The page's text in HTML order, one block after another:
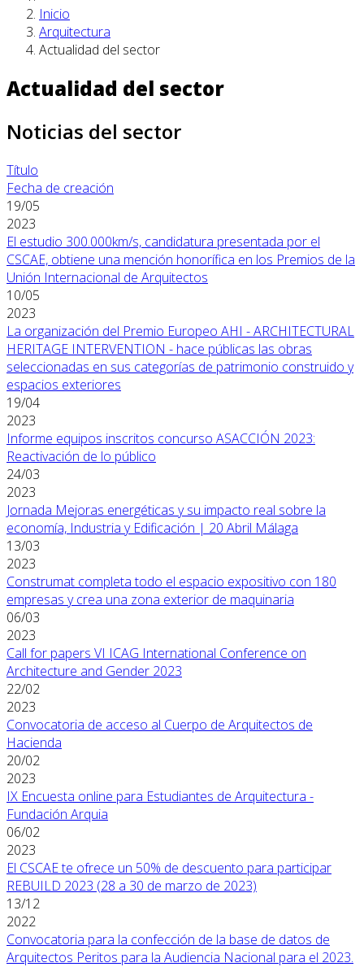
Inicio
Arquitectura
Actualidad del sector
Actualidad del sector
Noticias del sector
Título
Fecha de creación
19/05
2023
El estudio 300.000km/s, candidatura presentada por el
CSCAE, obtiene una mención honorífica en los Premios de la
Unión Internacional de Arquitectos
10/05
2023
La organización del Premio Europeo AHI - ARCHITECTURAL
HERITAGE INTERVENTION - hace públicas las obras
seleccionadas en sus categorías de patrimonio construido y
espacios exteriores
19/04
2023
Informe equipos inscritos concurso ASACCIÓN 2023:
Reactivación de lo público
24/03
2023
Jornada Mejoras energéticas y su impacto real sobre la
economía, Industria y Edificación | 20 Abril Málaga
13/03
2023
Construmat completa todo el espacio expositivo con 180
empresas y crea una zona exterior de maquinaria
06/03
2023
Call for papers VI ICAG International Conference on
Architecture and Gender 2023
22/02
2023
Convocatoria de acceso al Cuerpo de Arquitectos de
Hacienda
20/02
2023
IX Encuesta online para Estudiantes de Arquitectura -
Fundación Arquia
06/02
2023
El CSCAE te ofrece un 50% de descuento para participar
REBUILD 2023 (28 a 30 de marzo de 2023)
13/12
2022
Convocatoria para la confección de la base de datos de
Arquitectos Peritos para la Audiencia Nacional para el 2023.